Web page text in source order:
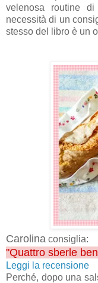
velenosa routine
necessità di un
stesso del libro è un
Carolina consiglia:
"Quattro sberle
Leggi la recensione
Perché, dopo una